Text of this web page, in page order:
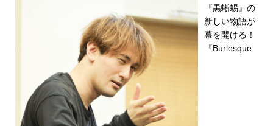
『黒蜥蜴』の
新しい物語が
幕を開ける！
『Burlesque